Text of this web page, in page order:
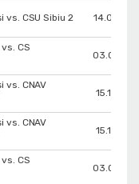
vs. CSU Sibiu 2
CS
vs. CNAV
vs. CNAV
CS